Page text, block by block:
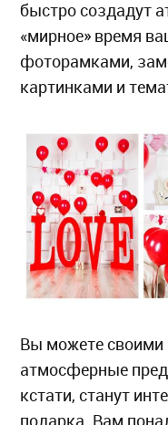
быстро создадут
«мирное» время
фоторамками,
картинками и
Вы можете своими
атмосферные
кстати, станут
подарка. Вам